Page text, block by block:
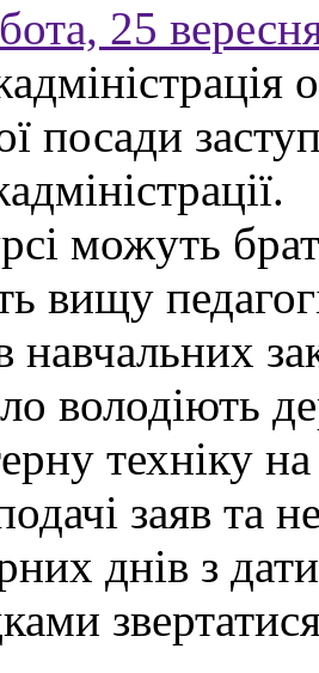
25
посади
можуть
вищу
навчальних
володіють
техніку на
заяв та
днів з